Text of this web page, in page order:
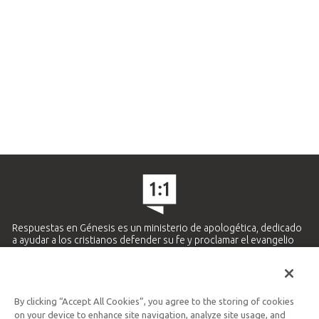
Respuestas en Génesis es un ministerio de apologética, dedicado
a ayudar a los cristianos defender su fe y proclamar el evangelio
Ministerio Hispano y Latinoamericano
By clicking “Accept All Cookies”, you agree to the storing of cookies
on your device to enhance site navigation, analyze site usage, and